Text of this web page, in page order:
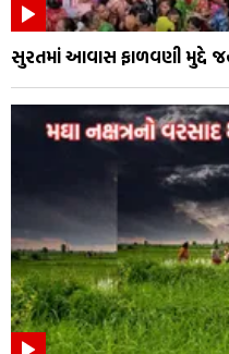
સુરતમાં આવાસ ફાળવણી મુદ્દે